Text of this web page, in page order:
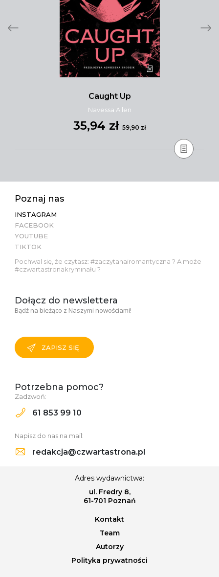
Caught Up
Navessa Allen
35,94 zł 59,90 zł
Poznaj nas
INSTAGRAM
FACEBOOK
YOUTUBE
TIKTOK
Pochwal się, że czytasz: #zaczytanairomantyczna ? A może
#czwartastronakryminału ?
Dołącz do newslettera
Bądź na bieżąco z Naszymi nowościami!
ZAPISZ SIĘ
Potrzebna pomoc?
Zadzwoń:
61 853 99 10
Napisz do nas na mail:
redakcja@czwartastrona.pl
Adres wydawnictwa:
ul. Fredry 8,
61-701 Poznań
Kontakt
Team
Autorzy
Polityka prywatności